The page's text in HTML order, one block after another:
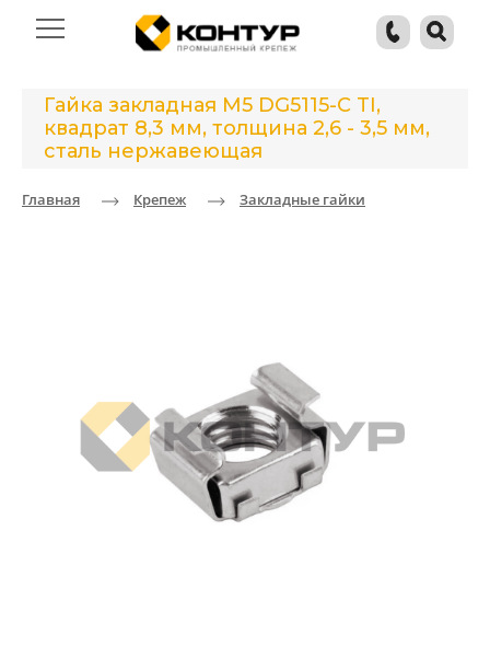
Гайка закладная М5 DG5115-C TI,
квадрат 8,3 мм, толщина 2,6 - 3,5 мм,
сталь нержавеющая
Главная Крепеж Закладные гайки